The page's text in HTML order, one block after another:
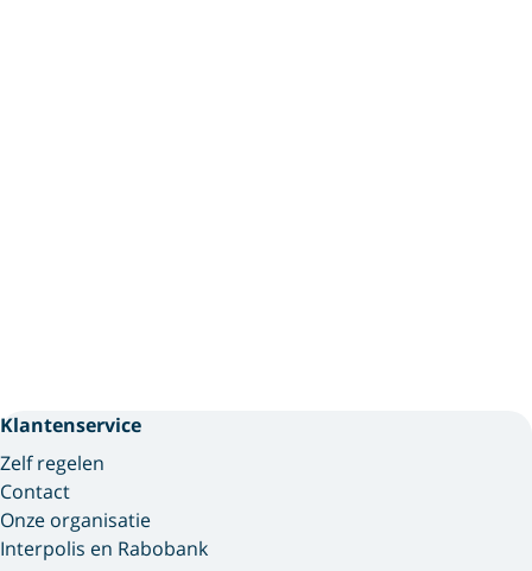
Klantenservice
Zelf regelen
Contact
Onze organisatie
Interpolis en Rabobank